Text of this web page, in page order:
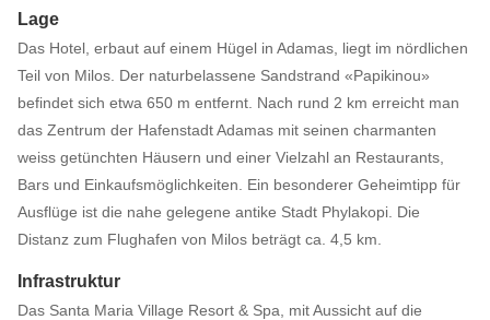
Lage
Das Hotel, erbaut auf einem Hügel in Adamas, liegt im nördlichen
Teil von Milos. Der naturbelassene Sandstrand «Papikinou»
befindet sich etwa 650 m entfernt. Nach rund 2 km erreicht man
das Zentrum der Hafenstadt Adamas mit seinen charmanten
weiss getünchten Häusern und einer Vielzahl an Restaurants,
Bars und Einkaufsmöglichkeiten. Ein besonderer Geheimtipp für
Ausflüge ist die nahe gelegene antike Stadt Phylakopi. Die
Distanz zum Flughafen von Milos beträgt ca. 4,5 km.
Infrastruktur
Das Santa Maria Village Resort & Spa, mit Aussicht auf die